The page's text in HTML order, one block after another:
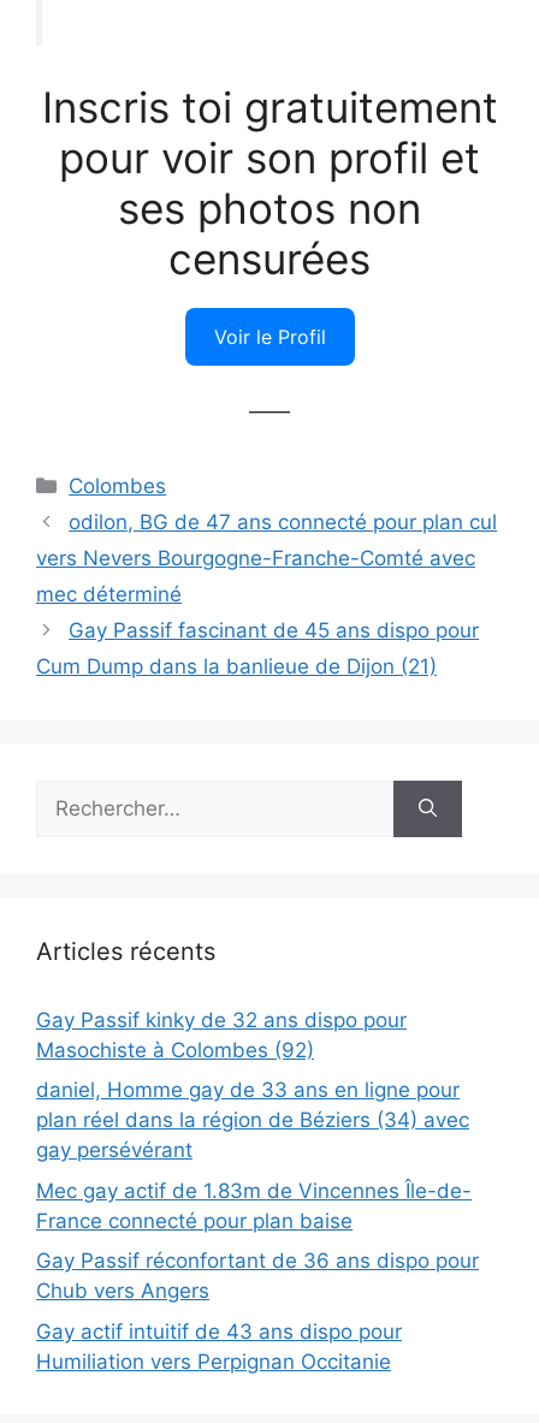
Inscris toi gratuitement
pour voir son profil et
ses photos non
censurées
Voir le Profil
——
Catégories
Colombes
odilon, BG de 47 ans connecté pour plan cul
vers Nevers Bourgogne-Franche-Comté avec
mec déterminé
Gay Passif fascinant de 45 ans dispo pour
Cum Dump dans la banlieue de Dijon (21)
Articles récents
Gay Passif kinky de 32 ans dispo pour
Masochiste à Colombes (92)
daniel, Homme gay de 33 ans en ligne pour
plan réel dans la région de Béziers (34) avec
gay persévérant
Mec gay actif de 1.83m de Vincennes Île-de-
France connecté pour plan baise
Gay Passif réconfortant de 36 ans dispo pour
Chub vers Angers
Gay actif intuitif de 43 ans dispo pour
Humiliation vers Perpignan Occitanie